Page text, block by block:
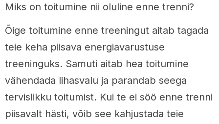
Miks on toitumine nii oluline enne trenni?
Õige toitumine enne treeningut aitab tagada
teie keha piisava energiavarustuse
treeninguks. Samuti aitab hea toitumine
vähendada lihasvalu ja parandab seega
tervislikku toitumist. Kui te ei söö enne trenni
piisavalt hästi, võib see kahjustada teie